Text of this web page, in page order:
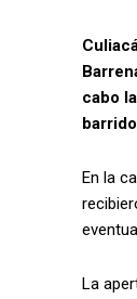
cabo
En la
La